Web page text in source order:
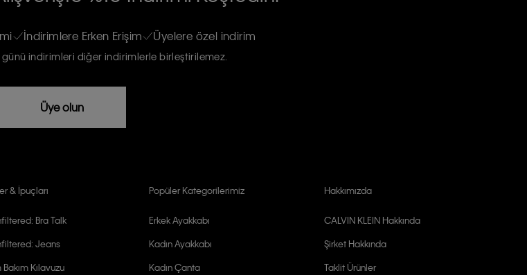
ürün,
İndirimlere Erken Erişim Üyelere özel indirim
indirimleri diğer indirimlerle birleştirilemez.
Üye olun
& İpuçları
Bra Talk
Jeans
Kılavuzu
Popüler Kategorilerimiz
Erkek Ayakkabı
Kadın Ayakkabı
Kadın Çanta
Hakkımızda
CALVIN KLEIN Hakkında
Şirket Hakkında
Taklit Ürünler